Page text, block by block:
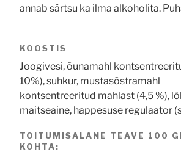
annab särtsu ka ilma alkoholita.
KOOSTIS
Joogivesi, õunamahl
10%), suhkur, mustasõstramahl
kontsentreeritud mahlast (4,5 %),
maitseaine, happesuse regulaator
TOITUMISALANE TEAVE 100
KOHTA: